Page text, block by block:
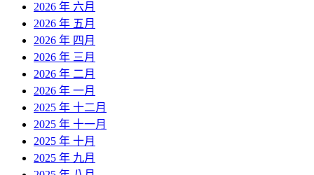
2026 年 六月
2026 年 五月
2026 年 四月
2026 年 三月
2026 年 二月
2026 年 一月
2025 年 十二月
2025 年 十一月
2025 年 十月
2025 年 九月